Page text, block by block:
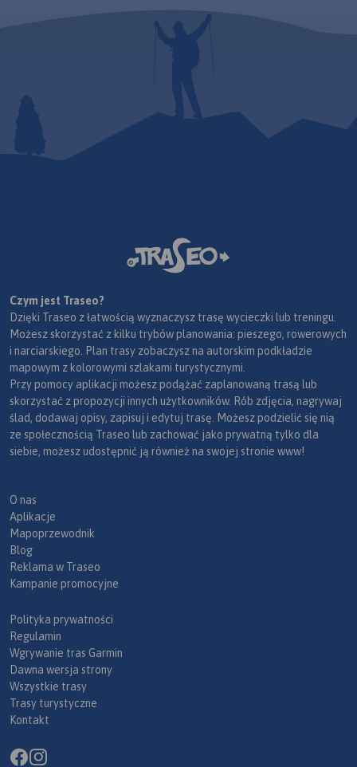
Czym jest Traseo?
Dzięki Traseo z łatwością wyznaczysz trasę wycieczki lub treningu.
Możesz skorzystać z kilku trybów planowania: pieszego, rowerowych
i narciarskiego. Plan trasy zobaczysz na autorskim podkładzie
mapowym z kolorowymi szlakami turystycznymi.
Przy pomocy aplikacji możesz podążać zaplanowaną trasą lub
skorzystać z propozycji innych użytkowników. Rób zdjęcia, nagrywaj
ślad, dodawaj opisy, zapisuj i edytuj trasę. Możesz podzielić się nią
ze społecznością Traseo lub zachować jako prywatną tylko dla
siebie, możesz udostępnić ją również na swojej stronie www!
O nas
Aplikacje
Mapoprzewodnik
Blog
Reklama w Traseo
Kampanie promocyjne
Polityka prywatności
Regulamin
Wgrywanie tras Garmin
Dawna wersja strony
Wszystkie trasy
Trasy turystyczne
Kontakt